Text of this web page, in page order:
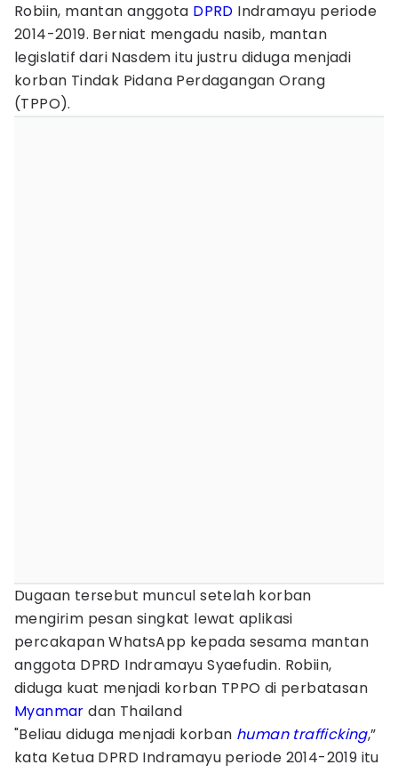
Robiin, mantan anggota DPRD Indramayu periode
2014-2019. Berniat mengadu nasib, mantan
legislatif dari Nasdem itu justru diduga menjadi
korban Tindak Pidana Perdagangan Orang
(TPPO).
Dugaan tersebut muncul setelah korban
mengirim pesan singkat lewat aplikasi
percakapan WhatsApp kepada sesama mantan
anggota DPRD Indramayu Syaefudin. Robiin,
diduga kuat menjadi korban TPPO di perbatasan
Myanmar dan Thailand
"Beliau diduga menjadi korban human trafficking,”
kata Ketua DPRD Indramayu periode 2014-2019 itu